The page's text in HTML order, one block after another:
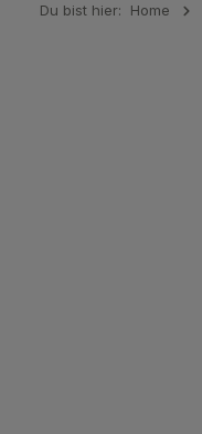
Du bist hier: Home